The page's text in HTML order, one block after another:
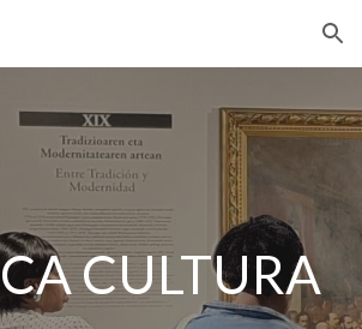
Skip to navigation
CULTURA